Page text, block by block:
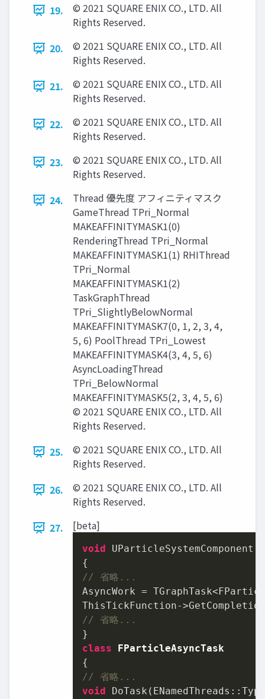
19.
© 2021 SQUARE ENIX CO., LTD. All
Rights Reserved.
20.
© 2021 SQUARE ENIX CO., LTD. All
Rights Reserved.
21.
© 2021 SQUARE ENIX CO., LTD. All
Rights Reserved.
22.
© 2021 SQUARE ENIX CO., LTD. All
Rights Reserved.
23.
© 2021 SQUARE ENIX CO., LTD. All
Rights Reserved.
24.
Thread 優先度 アフィニティマスク
GameThread TPri_Normal
MAKEAFFINITYMASK1(0)
RenderingThread TPri_Normal
MAKEAFFINITYMASK1(1) RHIThread
TPri_Normal
MAKEAFFINITYMASK1(2)
TaskGraphThread
TPri_SlightlyBelowNormal
MAKEAFFINITYMASK7(0, 1, 2, 3, 4,
5, 6) PoolThread TPri_Lowest
MAKEAFFINITYMASK4(3, 4, 5, 6)
AsyncLoadingThread
TPri_BelowNormal
MAKEAFFINITYMASK5(2, 3, 4, 5, 6)
© 2021 SQUARE ENIX CO., LTD. All
Rights Reserved.
25.
© 2021 SQUARE ENIX CO., LTD. All
Rights Reserved.
26.
© 2021 SQUARE ENIX CO., LTD. All
Rights Reserved.
27.
[beta]
void
// 省略...
AsyncWork =
// 省略...
class
FParticleAsyncTask
// 省略...
void